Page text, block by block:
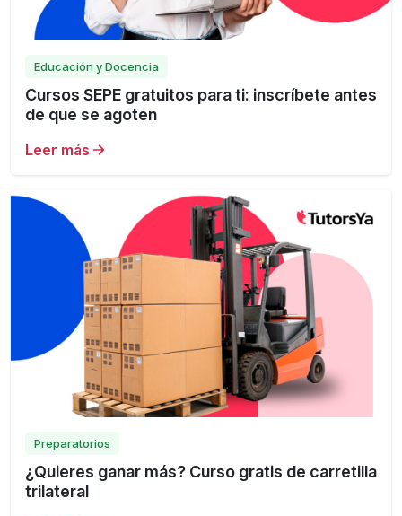
Educación y Docencia
Cursos SEPE gratuitos para ti: inscríbete antes
de que se agoten
Leer más
Preparatorios
¿Quieres ganar más? Curso gratis de carretilla
trilateral